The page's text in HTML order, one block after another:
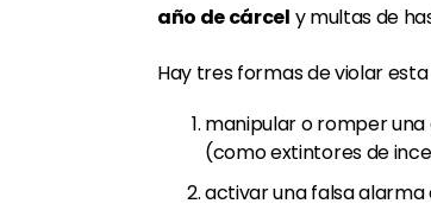
año de cárcel y multas de
Hay tres formas de violar esta
manipular o romper
(como extintores de
activar una falsa alarma